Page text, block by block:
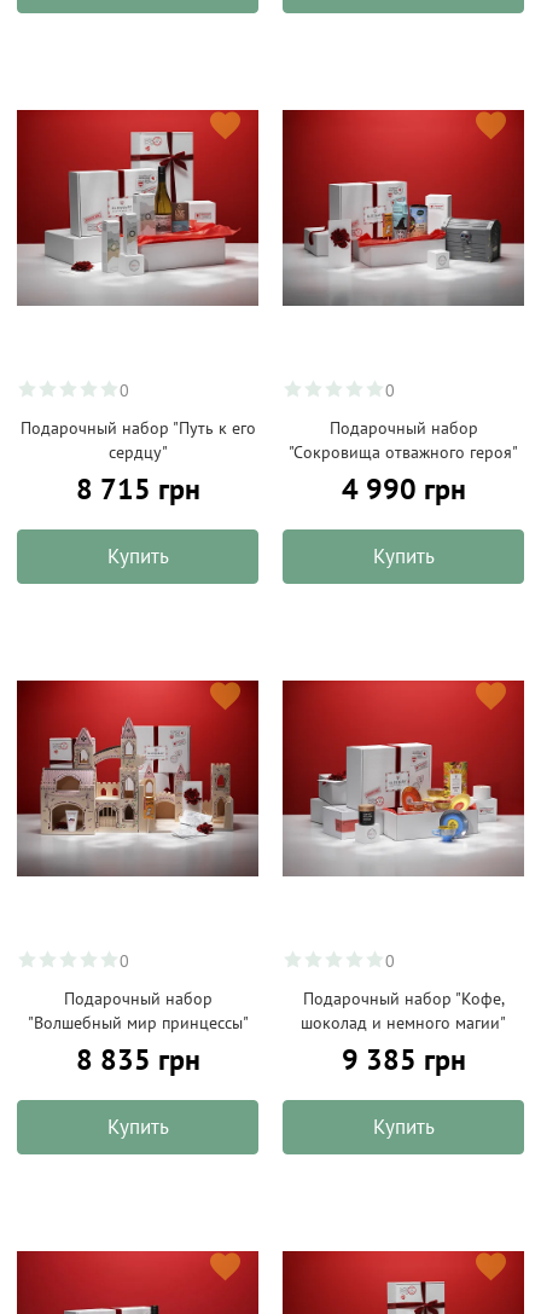
0
Подарочный набор "Путь к его
сердцу"
8 715 грн
Купить
0
Подарочный набор
"Сокровища отважного героя"
4 990 грн
Купить
0
Подарочный набор
"Волшебный мир принцессы"
8 835 грн
Купить
0
Подарочный набор "Кофе,
шоколад и немного магии"
9 385 грн
Купить